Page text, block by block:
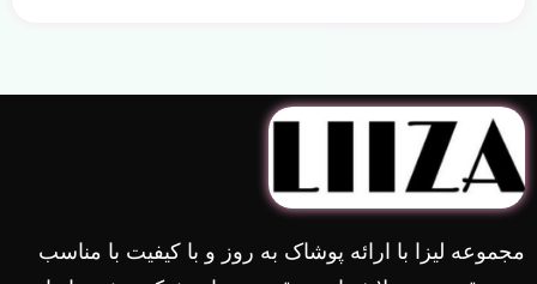
مجموعه لیزا با ارائه پوشاک به روز و با کیفیت با مناسب